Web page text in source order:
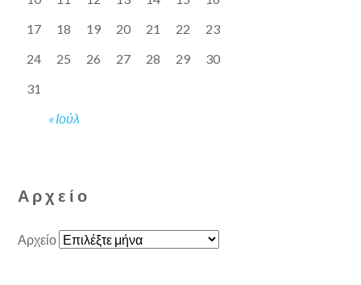
« Ιούλ
17
18 19 20 21 22
23
24
25 26 27 28 29
30
31
Αρχείο
Αρχείο